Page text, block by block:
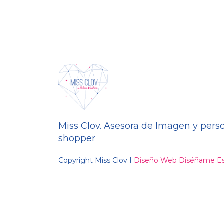
Miss Clov. Asesora de Imagen y
shopper
Copyright Miss Clov I Diseño Web Diséñame